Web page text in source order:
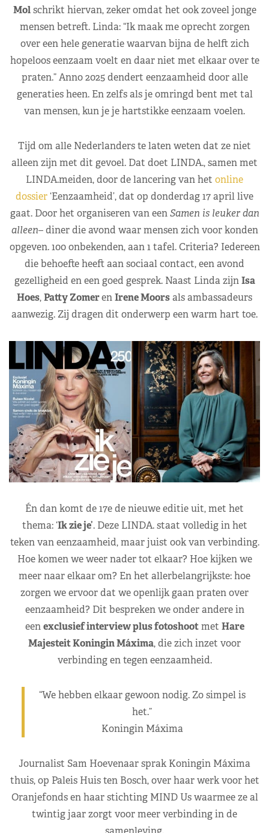
Molschrikt hiervan, zeker omdat het ook zoveel jonge
mensen betreft. Linda: “Ik maak me oprecht zorgen
over een hele generatie waarvan bijna de helft zich
hopeloos eenzaam voelt en daar niet met elkaar over te
praten.” Anno 2025 dendert eenzaamheid door alle
generaties heen. En zelfs als je omringd bent met tal
van mensen, kun je je hartstikke eenzaam voelen.
Tijd om alle Nederlanders te laten weten dat ze niet
alleen zijn met dit gevoel. Dat doet LINDA., samen met
LINDA.meiden, door de lancering van het online
dossier‘Eenzaamheid’, dat op donderdag 17 april live
gaat. Door het organiseren van eenSamen is leuker dan
alleen– diner die avond waar mensen zich voor konden
opgeven. 100 onbekenden, aan 1 tafel. Criteria? Iedereen
die behoefte heeft aan sociaal contact, een avond
gezelligheid en een goed gesprek. Naast Linda zijnIsa
Hoes,Patty ZomerenIrene Moorsals ambassadeurs
aanwezig. Zij dragen dit onderwerp een warm hart toe.
Én dan komt de 17e de nieuwe editie uit, met het
thema: ‘Ik zie je’. Deze LINDA. staat volledig in het
teken van eenzaamheid, maar juist ook van verbinding.
Hoe komen we weer nader tot elkaar? Hoe kijken we
meer naar elkaar om? En het allerbelangrijkste: hoe
zorgen we ervoor dat we openlijk gaan praten over
eenzaamheid? Dit bespreken we onder andere in
eenexclusief interview plus fotoshootmet Hare
Majesteit Koningin Máxima, die zich inzet voor
verbinding en tegen eenzaamheid.
“We hebben elkaar gewoon nodig. Zo simpel is
het.”
Koningin Máxima
Journalist Sam Hoevenaar sprak Koningin Máxima
thuis, op Paleis Huis ten Bosch, over haar werk voor het
Oranjefonds en haar stichting MIND Us waarmee ze al
twintig jaar zorgt voor meer verbinding in de